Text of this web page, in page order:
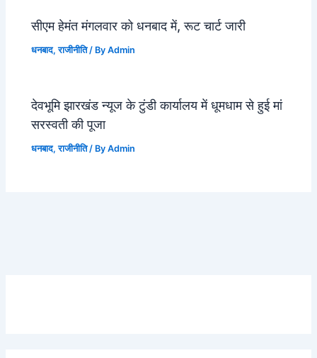
सीएम हेमंत मंगलवार को धनबाद में, रूट चार्ट जारी
धनबाद,राजीनीति/ ByAdmin
देवभूमि झारखंड न्यूज के टुंडी कार्यालय में धूमधाम से हुई मां
सरस्वती की पूजा
धनबाद,राजीनीति/ ByAdmin